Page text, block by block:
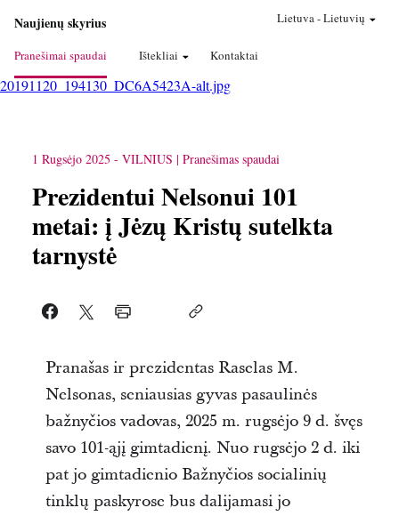
Naujienų skyrius
Pranešimai spaudai Ištekliai Kontaktai
Lietuva-Lietuvių
20191120_194130_DC6A5423A-alt.jpg
1 Rugsėjo 2025 - VILNIUS Pranešimas spaudai
Prezidentui Nelsonui 101
metai: į Jėzų Kristų sutelkta
tarnystė
Pranašas ir prezidentas Raselas M.
Nelsonas, seniausias gyvas pasaulinės
bažnyčios vadovas, 2025 m. rugsėjo 9 d. švęs
savo 101-ąjį gimtadienį. Nuo rugsėjo 2 d. iki
pat jo gimtadienio Bažnyčios socialinių
tinklų paskyrose bus dalijamasi jo